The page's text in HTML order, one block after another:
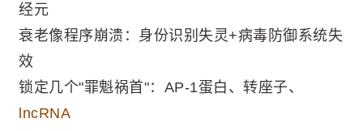
经元
衰老像程序崩溃：身份识别失灵+病毒防御系统失
效
锁定几个"罪魁祸首"：AP-1蛋白、转座子、
lncRNA